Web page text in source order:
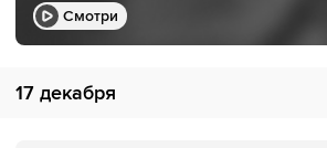
Смотри
17 декабря